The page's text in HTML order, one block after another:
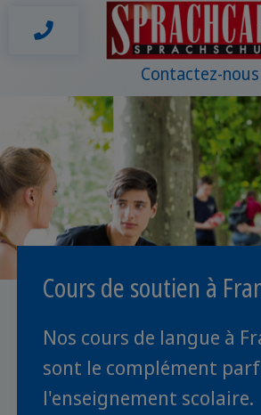
Contactez-nous
Cours de soutien à
Nos cours de langue à
sont le complément
l'enseignement scolaire.